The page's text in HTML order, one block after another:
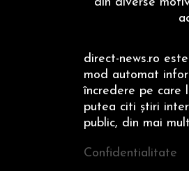
din diverse
direct-news.ro
mod automat
încredere pe care
putea citi ştiri
public, din mai
Confidentialitate